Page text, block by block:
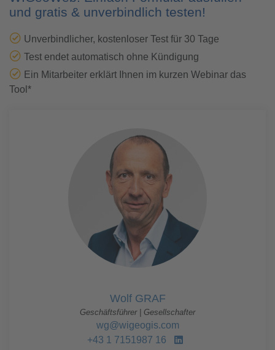
und gratis & unverbindlich testen!
Unverbindlicher, kostenloser Test für 30 Tage
Test endet automatisch ohne Kündigung
Ein Mitarbeiter erklärt Ihnen im kurzen Webinar das
Tool*
Wolf GRAF
Geschäftsführer | Gesellschafter
wg@wigeogis.com
+43 1 7151987 16